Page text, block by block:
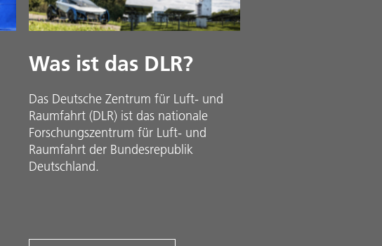
Was ist das DLR?
Das Deutsche Zentrum für Luft- und
Raumfahrt (DLR) ist das nationale
Forschungszentrum für Luft- und
Raumfahrt der Bundesrepublik
Deutschland.